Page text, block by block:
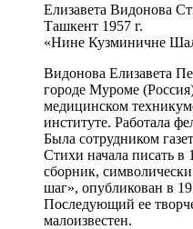
Елизавета Видонова
Ташкент 1957 г.
«Нине Кузминичне
Видонова Елизавета
городе Муроме
медицинском
институте. Работала
Была сотрудником
Стихи начала писать в
сборник,
шаг», опубликован в
Последующий ее
малоизвестен.